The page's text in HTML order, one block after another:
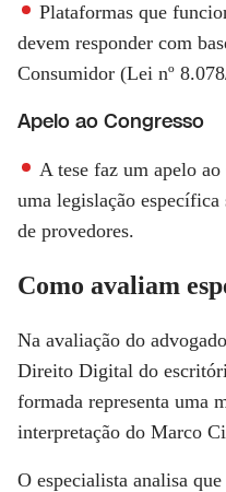
Plataformas que
devem responder com
Consumidor (Lei nº
Apelo ao Congresso
A tese faz um apelo
uma legislação
de provedores.
Como avaliam
Na avaliação do
Direito Digital do
formada representa uma
interpretação do Marco
O especialista analisa